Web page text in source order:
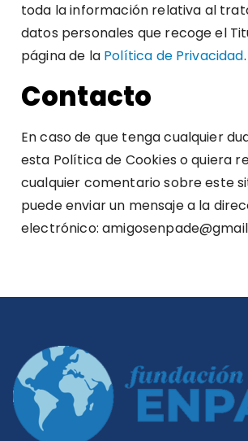
toda la información relativa al
datos personales que recoge el
página de la Política de Privacidad.
Contacto
En caso de que tenga cualquier
esta Política de Cookies o quiera
cualquier comentario sobre este
puede enviar un mensaje a la
electrónico: